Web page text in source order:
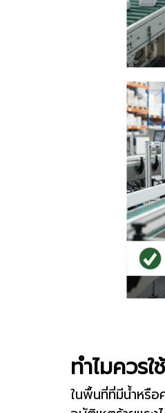
ทำไมควร
ในพื้นที่ที่มีน้ำหรื